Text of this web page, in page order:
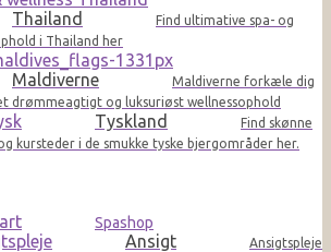
Thailand
Find ultimative spa- og
i Thailand her
Maldiverne
Maldiverne forkæle dig
drømmeagtigt og luksuriøst wellnessophold
Tyskland
Find skønne
kursteder i de smukke tyske bjergområder her.
Spashop
Ansigt
Ansigtspleje